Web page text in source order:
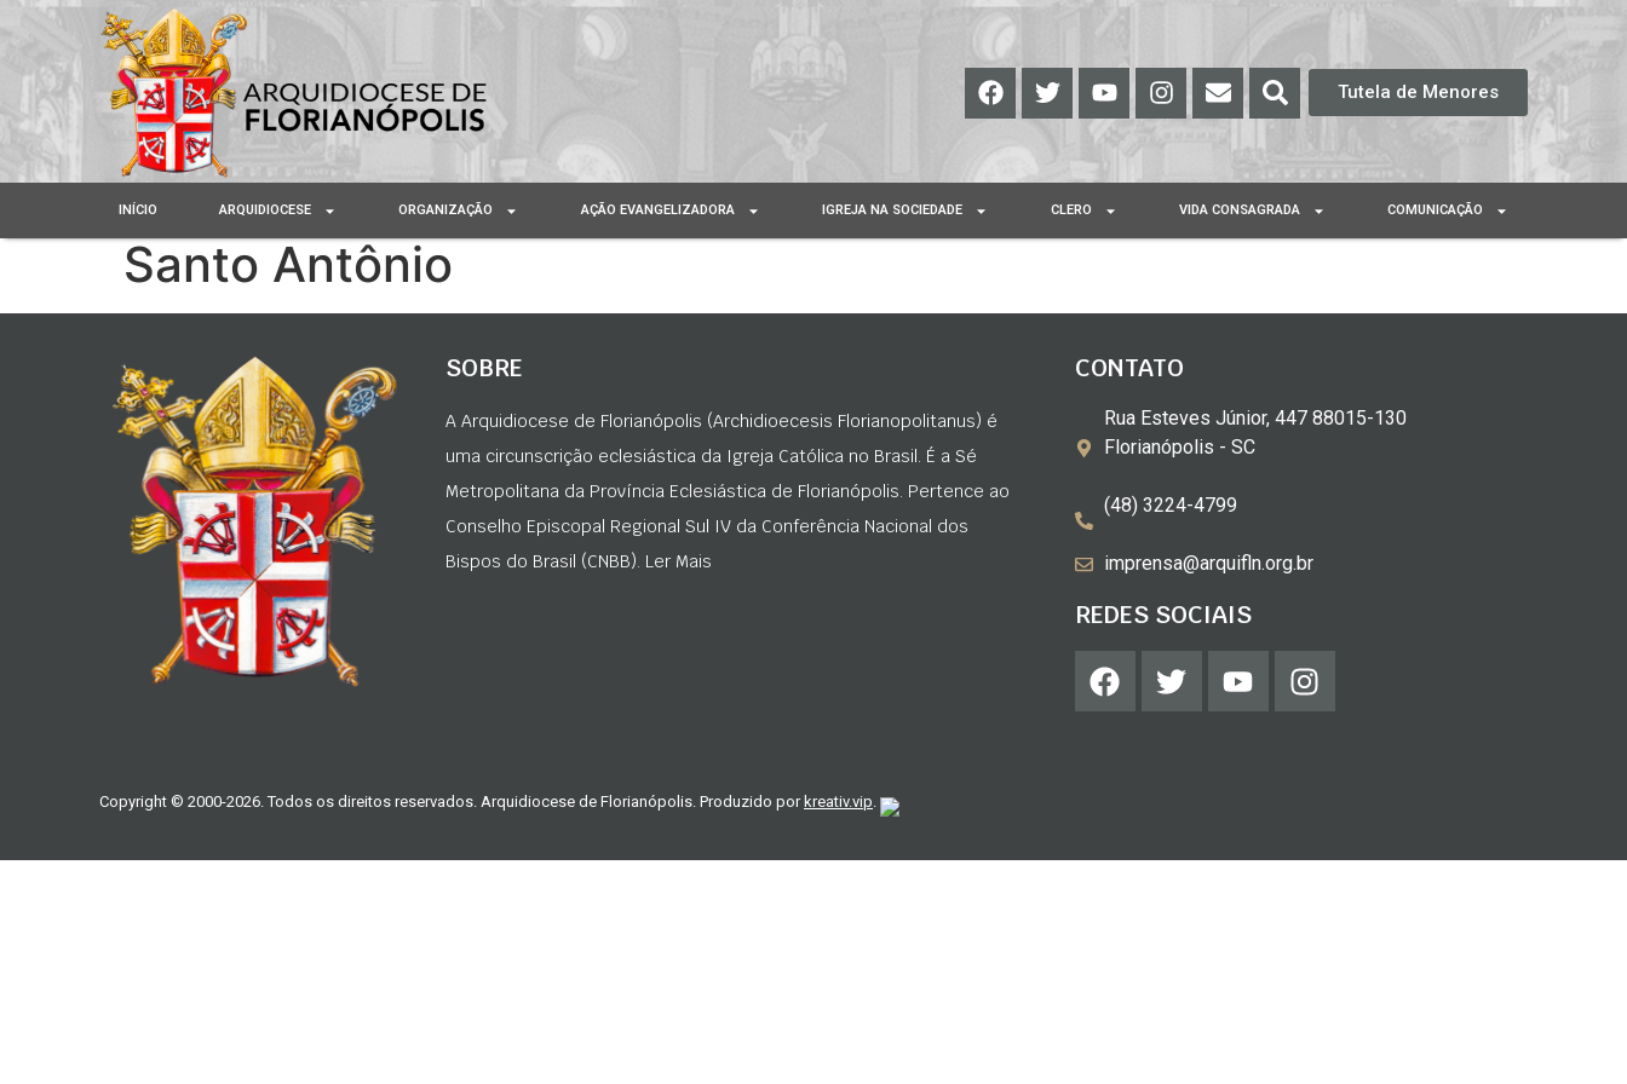
Tutela de Menores
INÍCIO ARQUIDIOCESE ORGANIZAÇÃO AÇÃO EVANGELIZADORA IGREJA NA SOCIEDADE CLERO VIDA CONSAGRADA COMUNICAÇÃO
Santo Antônio
SOBRE
A Arquidiocese de Florianópolis (Archidioecesis Florianopolitanus) é
uma circunscrição eclesiástica da Igreja Católica no Brasil. É a Sé
Metropolitana da Província Eclesiástica de Florianópolis. Pertence ao
Conselho Episcopal Regional Sul IV da Conferência Nacional dos
Bispos do Brasil (CNBB). Ler Mais
CONTATO
Rua Esteves Júnior, 447 88015-130
Florianópolis - SC
(48) 3224-4799
imprensa@arquifln.org.br
REDES SOCIAIS
Copyright © 2000-2026. Todos os direitos reservados. Arquidiocese de Florianópolis. Produzido por kreativ.vip.